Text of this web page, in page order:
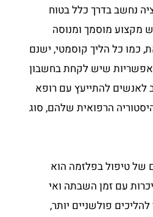
נחשב בדרך כלל בטוח
מקצוע מוסמך ומנוסה
כמו כל הליך קוסמטי, ישנם
אפשריות שיש לקחת בחשבון
לאנשים להתייעץ עם רופא
הרפואית שלהם, סוג
של טיפול בפלזמה הוא
עם זמן השבתה ואי
להליכים פולשניים יותר,